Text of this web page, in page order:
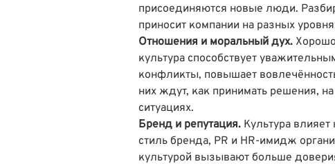
присоединяются новые люди.
приносит компании на разных
Отношения и моральный дух.
культура способствует
конфликты, повышает
них ждут, как принимать решения,
ситуациях.
Бренд и репутация. Культура
стиль бренда, PR и HR-имидж
культурой вызывают больше